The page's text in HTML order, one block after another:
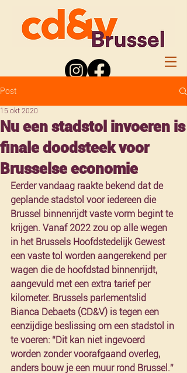
Post
Nu een stadstol invoeren is
finale doodsteek voor
Brusselse economie
15 okt 2020
Eerder vandaag raakte bekend dat de
geplande stadstol voor iedereen die
Brussel binnenrijdt vaste vorm begint te
krijgen. Vanaf 2022 zou op alle wegen
in het Brussels Hoofdstedelijk Gewest
een vaste tol worden aangerekend per
wagen die de hoofdstad binnenrijdt,
aangevuld met een extra tarief per
kilometer. Brussels parlementslid
Bianca Debaets (CD&V) is tegen een
eenzijdige beslissing om een stadstol in
te voeren: “Dit kan niet ingevoerd
worden zonder voorafgaand overleg,
anders bouw je een muur rond Brussel.”